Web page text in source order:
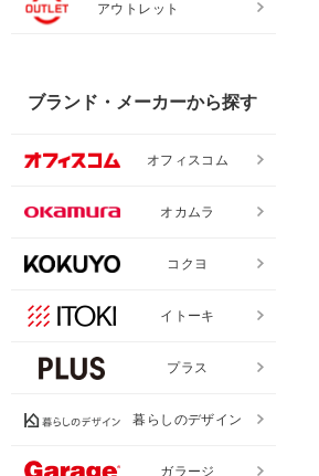
アウトレット
ブランド・メーカーから探す
オフィスコム
オカムラ
コクヨ
イトーキ
プラス
暮らしのデザイン
ガラージ